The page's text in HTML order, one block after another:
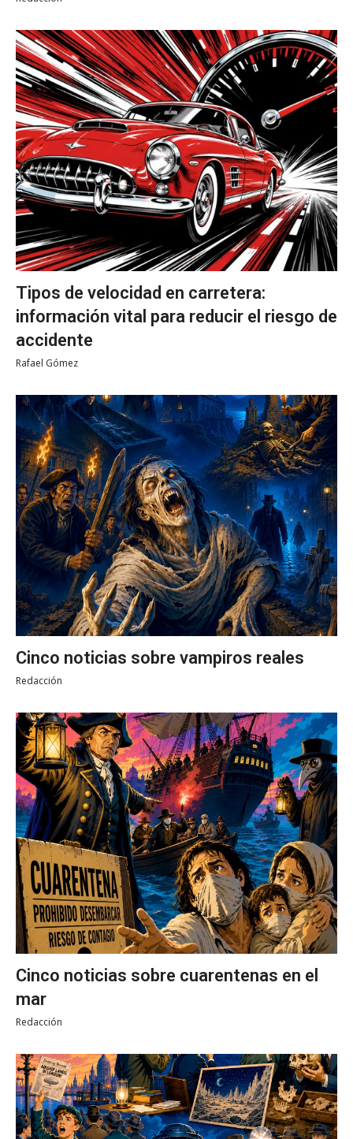
Tipos de velocidad en carretera:
información vital para reducir el riesgo de
accidente
Rafael Gómez
Cinco noticias sobre vampiros reales
Redacción
Cinco noticias sobre cuarentenas en el
mar
Redacción